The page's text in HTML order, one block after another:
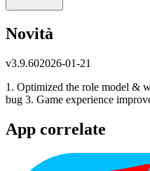
Novità
v3.9.602026-01-21
1. Optimized the role model &
bug 3. Game experience
App correlate